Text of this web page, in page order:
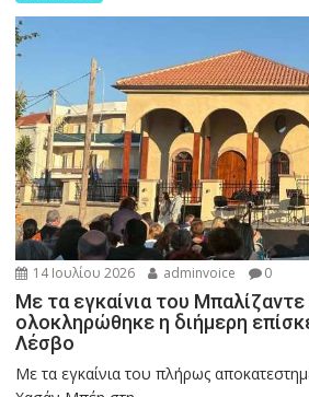
14 Ιουλίου 2026 adminvoice 0
Με τα εγκαίνια του
ολοκληρώθηκε η διήμερη
Λέσβο
Με τα εγκαίνια του πλήρως